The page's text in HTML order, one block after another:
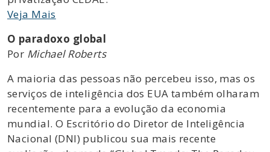
Veja Mais
O paradoxo global
Por Michael Roberts
A maioria das pessoas não percebeu isso, mas os
serviços de inteligência dos EUA também olharam
recentemente para a evolução da economia
mundial. O Escritório do Diretor de Inteligência
Nacional (DNI) publicou sua mais recente